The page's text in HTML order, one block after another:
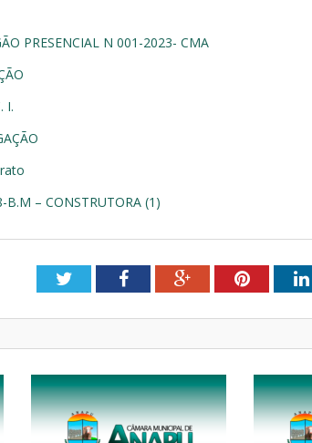
PRESENCIAL N 001-2023- CMA
I.
– CONSTRUTORA (1)
TwitterFacebookGoogle+Pinterest